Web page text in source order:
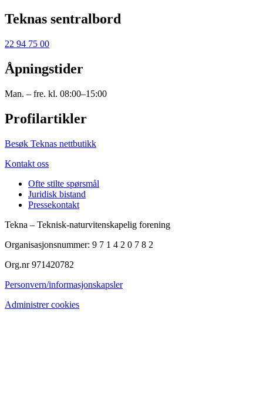
Teknas sentralbord
22 94 75 00
Åpningstider
Man. – fre. kl. 08:00–15:00
Profilartikler
Besøk Teknas nettbutikk
Kontakt oss
Ofte stilte spørsmål
Juridisk bistand
Pressekontakt
Tekna – Teknisk-naturvitenskapelig forening
Organisasjonsnummer: 9 7 1 4 2 0 7 8 2
Org.nr 971420782
Personvern/informasjonskapsler
Administrer cookies